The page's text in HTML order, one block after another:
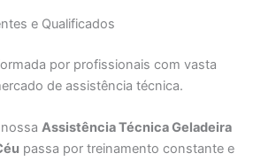
e Qualificados
por profissionais com vasta
de assistência técnica.
nossaAssistência Técnica Geladeira
passa por treinamento constante e